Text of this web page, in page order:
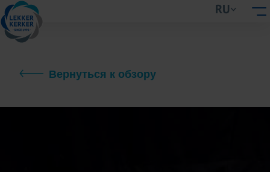
RU
Вернуться к обзору